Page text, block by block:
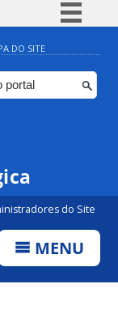
BR
DO SITE
do Site
MENU